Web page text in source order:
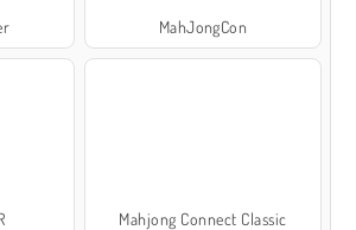
MahJongCon
Mahjong Connect Classic